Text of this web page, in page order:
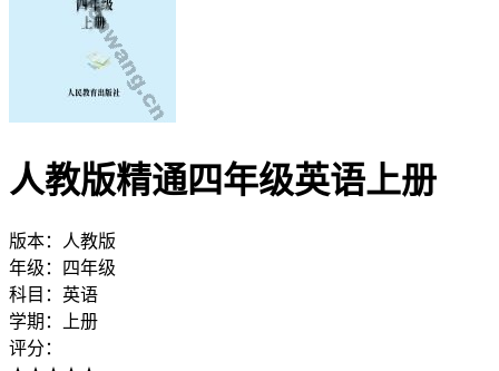
人教版精通四年级英语上册
版本：
人教版
年级：
四年级
科目： 英语
学期：
上册
评分：